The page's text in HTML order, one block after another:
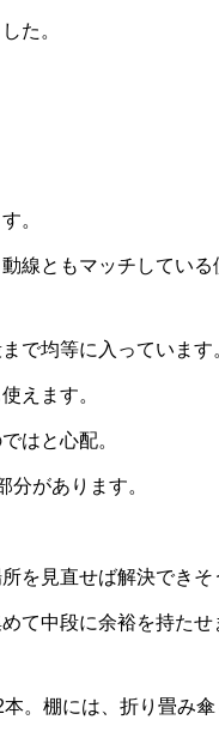
た。
。
線ともマッチしている
で均等に入っています
えます。
はと心配。
があります。
を見直せば解決できそ
て中段に余裕を持たせ
。棚には、折り畳み